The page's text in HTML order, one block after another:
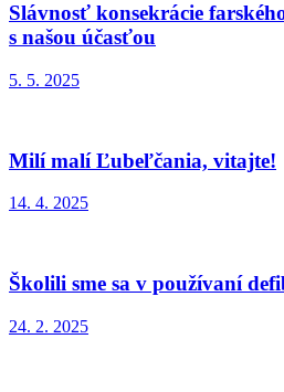
Slávnosť konsekrácie
s našou účasťou
5. 5. 2025
Milí malí Ľubeľčania, vitajte!
14. 4. 2025
Školili sme sa v používaní
24. 2. 2025